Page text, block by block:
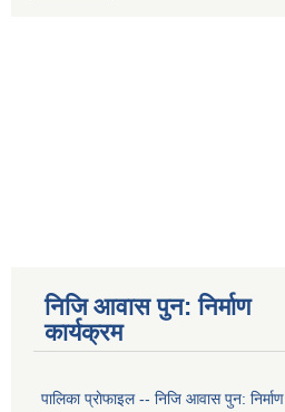
निजि आवास पुन: निर्माण
कार्यक्रम
पालिका प्राेफाइल -- निजि आवास पुन: निर्माण